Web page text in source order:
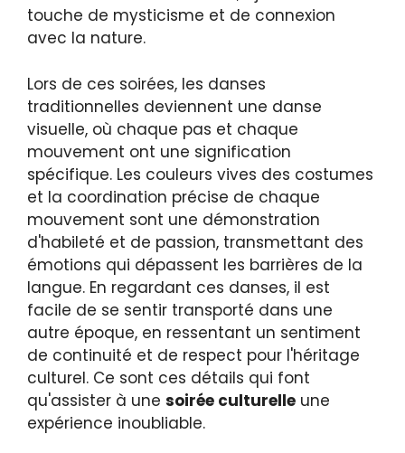
touche de mysticisme et de connexion
avec la nature.
Lors de ces soirées, les danses
traditionnelles deviennent une danse
visuelle, où chaque pas et chaque
mouvement ont une signification
spécifique. Les couleurs vives des costumes
et la coordination précise de chaque
mouvement sont une démonstration
d'habileté et de passion, transmettant des
émotions qui dépassent les barrières de la
langue. En regardant ces danses, il est
facile de se sentir transporté dans une
autre époque, en ressentant un sentiment
de continuité et de respect pour l'héritage
culturel. Ce sont ces détails qui font
qu'assister à une soirée culturelle une
expérience inoubliable.